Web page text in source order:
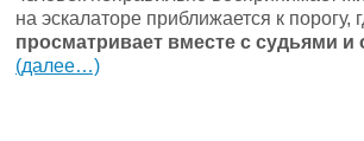
на эскалаторе приближается к порогу,
просматривает вместе с судьями
(далее…)